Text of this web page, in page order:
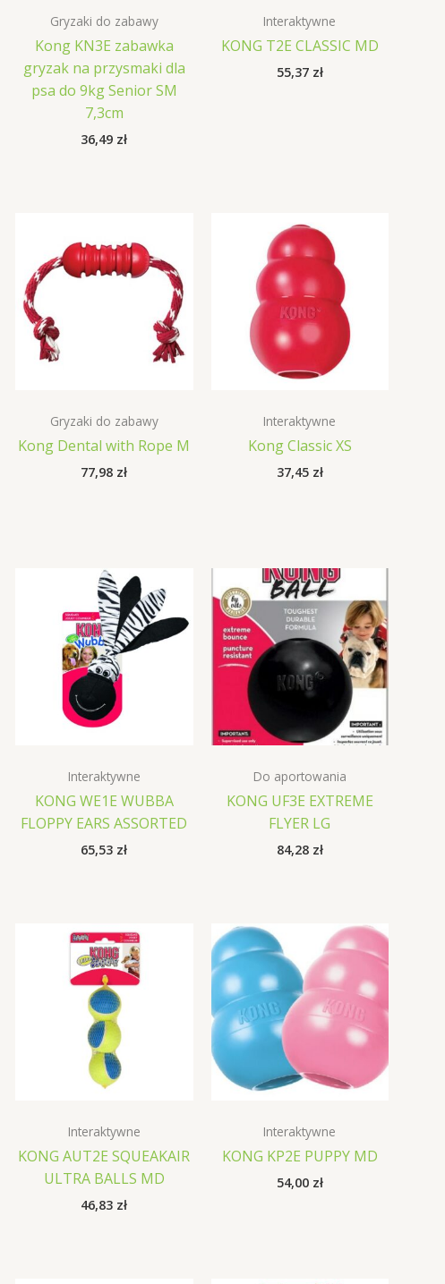
Gryzaki do zabawy
Kong KN3E zabawka
gryzak na przysmaki dla
psa do 9kg Senior SM
7,3cm
36,49 zł
Interaktywne
KONG T2E CLASSIC MD
55,37 zł
Gryzaki do zabawy
Kong Dental with Rope M
77,98 zł
Interaktywne
Kong Classic XS
37,45 zł
Interaktywne
KONG WE1E WUBBA
FLOPPY EARS ASSORTED
65,53 zł
Do aportowania
KONG UF3E EXTREME
FLYER LG
84,28 zł
Interaktywne
KONG AUT2E SQUEAKAIR
ULTRA BALLS MD
46,83 zł
Interaktywne
KONG KP2E PUPPY MD
54,00 zł